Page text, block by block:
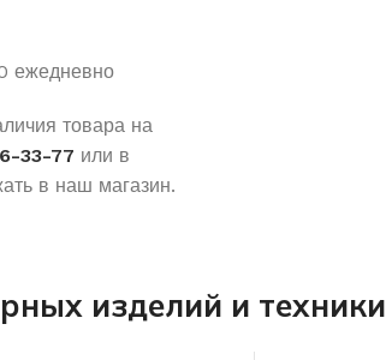
ежедневно
товара на
33-77 или в
в наш магазин.
изделий и техники